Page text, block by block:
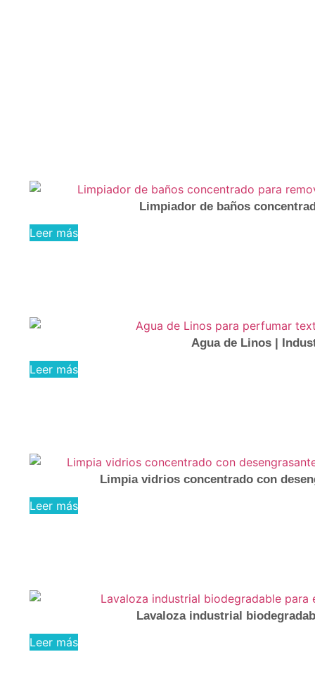
Limpiador de baños
Leer más
Agua de Linos |
Leer más
Limpia vidrios concentrado con
Leer más
Lavaloza industrial
Leer más